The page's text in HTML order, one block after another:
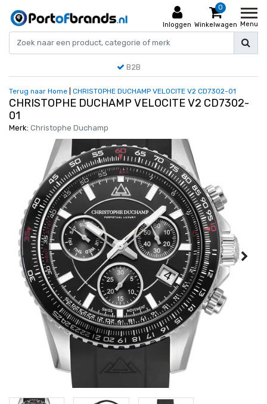
Inloggen
0
Winkelwagen Menu
B2B
Terug naar Home CHRISTOPHE DUCHAMP VELOCITE V2 CD7302-01
CHRISTOPHE DUCHAMP VELOCITE V2 CD7302-
01
Merk: Christophe Duchamp